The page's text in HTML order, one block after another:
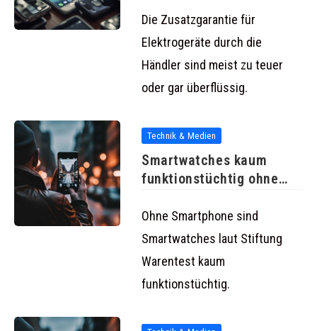
Die Zusatzgarantie für
Elektrogeräte durch die
Händler sind meist zu teuer
oder gar überflüssig.
Technik & Medien
Smartwatches kaum
funktionstüchtig ohne
Ohne Smartphone sind
Smartwatches laut Stiftung
Warentest kaum
funktionstüchtig.